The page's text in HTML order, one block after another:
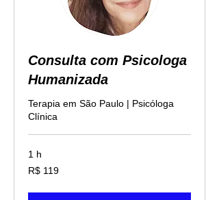
Consulta com Psicologa
Humanizada
Terapia em São Paulo | Psicóloga
Clínica
1 h
119
Reais
R$ 119